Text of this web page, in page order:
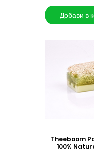
Добави в
Theeboom
100%